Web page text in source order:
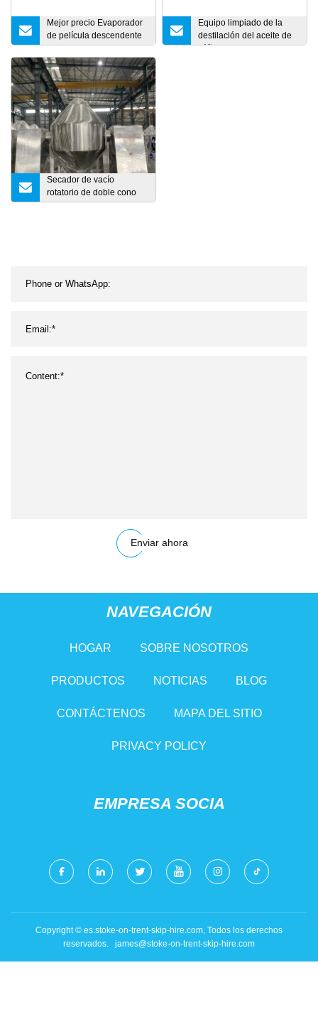
Mejor precio Evaporador
de película descendente
100L 200L 300L 500
litros/H efecto único
evaporador
Equipo limpiado de la
destilación del aceite de
cáñamo del evaporador
Secador de vacío
rotatorio de doble cono
de alta calidad
Enviar ahora
NAVEGACIÓN
HOGAR SOBRE NOSOTROS
PRODUCTOS NOTICIAS BLOG
CONTÁCTENOS MAPA DEL SITIO
PRIVACY POLICY
EMPRESA SOCIA
Copyright © es.stoke-on-trent-skip-hire.com, Todos los derechos
reservados. james@stoke-on-trent-skip-hire.com